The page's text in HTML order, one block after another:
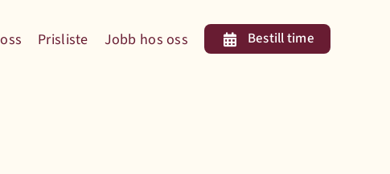
Prisliste Jobb hos oss Bestill time